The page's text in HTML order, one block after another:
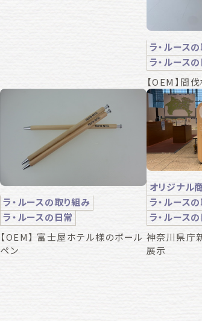
ラ・ルース
ラ・ルース
【OEM】間
ラ・ルースの取り組み
ラ・ルースの日常
【OEM】 富士屋ホテル様のボール
ペン
オリジナル
ラ・ルース
ラ・ルース
神奈川県庁
展示